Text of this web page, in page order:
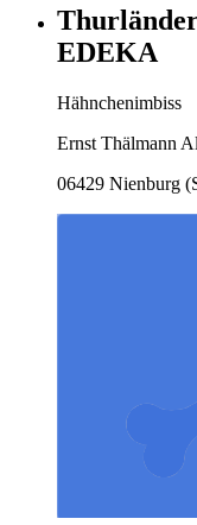
EDEKA
Hähnchenimbiss
Ernst Thälmann
06429 Nienburg